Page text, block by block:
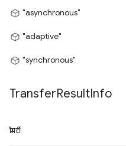
"asynchronous"
"adaptive"
"synchronous"
TransferResultInfo
प्रॉपर्टी